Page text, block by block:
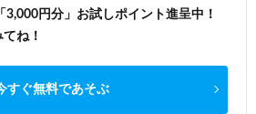
3,000円分」お試しポイント進呈中！
ね！
すぐ無料であそぶ